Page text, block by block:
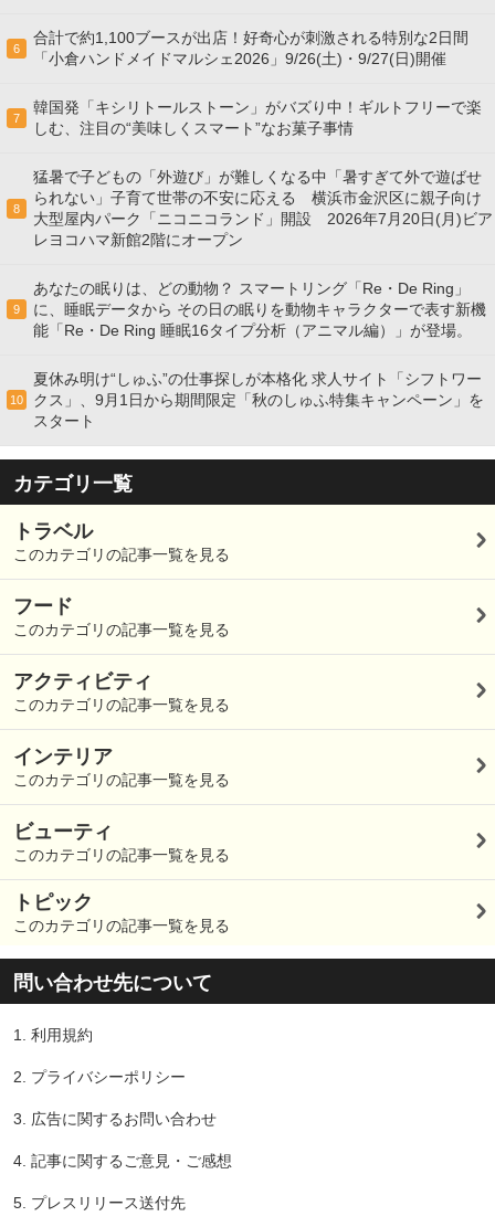
6
合計で約1,100ブースが出店！好奇心が刺激される特別な2日間
「小倉ハンドメイドマルシェ2026」9/26(土)・9/27(日)開催
7
韓国発「キシリトールストーン」がバズり中！ギルトフリーで楽
しむ、注目の“美味しくスマート”なお菓子事情
8
猛暑で子どもの「外遊び」が難しくなる中「暑すぎて外で遊ばせ
られない」子育て世帯の不安に応える 横浜市金沢区に親子向け
大型屋内パーク「ニコニコランド」開設 2026年7月20日(月)ビア
レヨコハマ新館2階にオープン
9
あなたの眠りは、どの動物？ スマートリング「Re・De Ring」
に、睡眠データから その日の眠りを動物キャラクターで表す新機
能「Re・De Ring 睡眠16タイプ分析（アニマル編）」が登場。
10
夏休み明け“しゅふ”の仕事探しが本格化 求人サイト「シフトワー
クス」、9月1日から期間限定「秋のしゅふ特集キャンペーン」を
スタート
カテゴリ一覧
トラベル
このカテゴリの記事一覧を見る
フード
このカテゴリの記事一覧を見る
アクティビティ
このカテゴリの記事一覧を見る
インテリア
このカテゴリの記事一覧を見る
ビューティ
このカテゴリの記事一覧を見る
トピック
このカテゴリの記事一覧を見る
問い合わせ先について
1. 利用規約
2. プライバシーポリシー
3. 広告に関するお問い合わせ
4. 記事に関するご意見・ご感想
5. プレスリリース送付先